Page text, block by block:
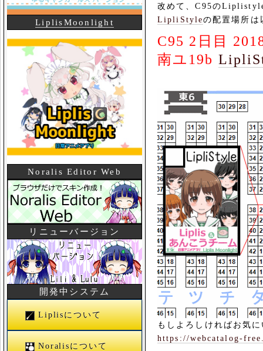
改めて、C95の
LipliStyleの配置場所は
C95 2日目
南ユ19b
もしよろしければお気
https://webcatalog-
LiplisMoonlight
Noralis Editor Web
リニューバージョン
開発中システム
Liplisについて
Noralisについて